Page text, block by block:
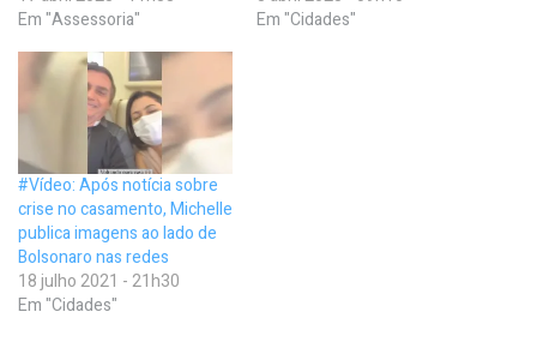
Em "Assessoria"
Em "Cidades"
#Vídeo: Após notícia sobre
crise no casamento, Michelle
publica imagens ao lado de
Bolsonaro nas redes
18 julho 2021 - 21h30
Em "Cidades"